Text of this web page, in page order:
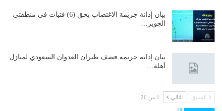
بيان إدانة جريمة الاغتصاب بحق (6) فتيات في منطقتي
الجوير…
بيان إدانة جريمة قصف طيران العدوان السعودي لمنازل
آهلة…
السابق التالي 1 من 26